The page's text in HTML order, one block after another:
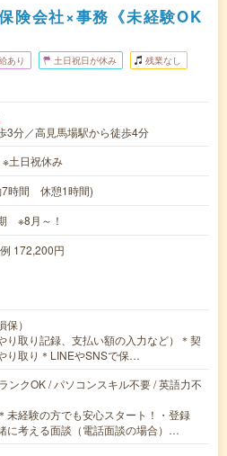
険会社×事務《未経験OK
あり 土日祝日が休み 残業なし
3分／高見馬場駅から徒歩4分
土日祝休み
7時間 休憩1時間)
※8月～！
172,200円
）
り取り記録、支払い額の入力など）＊契
り取り＊LINEやSNSで保…
ンクOK / パソコンスキル不要 / 英語力不
未経験の方でも安心スタート！・登録
に考える面談（電話面談の場合）…